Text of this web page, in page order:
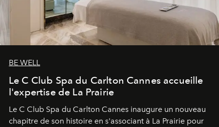
BE WELL
Le C Club Spa du Carlton Cannes accueille
l'expertise de La Prairie
Le C Club Spa du Carlton Cannes inaugure un nouveau
chapitre de son histoire en s'associant à La Prairie pour